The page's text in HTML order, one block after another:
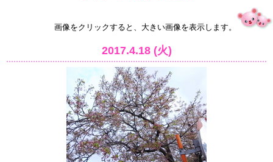
画像をクリックすると、大きい画像を表示します。
2017.4.18 (火)